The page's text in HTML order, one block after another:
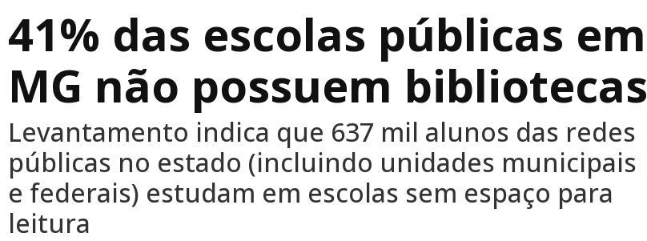
41% das escolas públicas em
MG não possuem bibliotecas
Levantamento indica que 637 mil alunos das redes
públicas no estado (incluindo unidades municipais
e federais) estudam em escolas sem espaço para
leitura